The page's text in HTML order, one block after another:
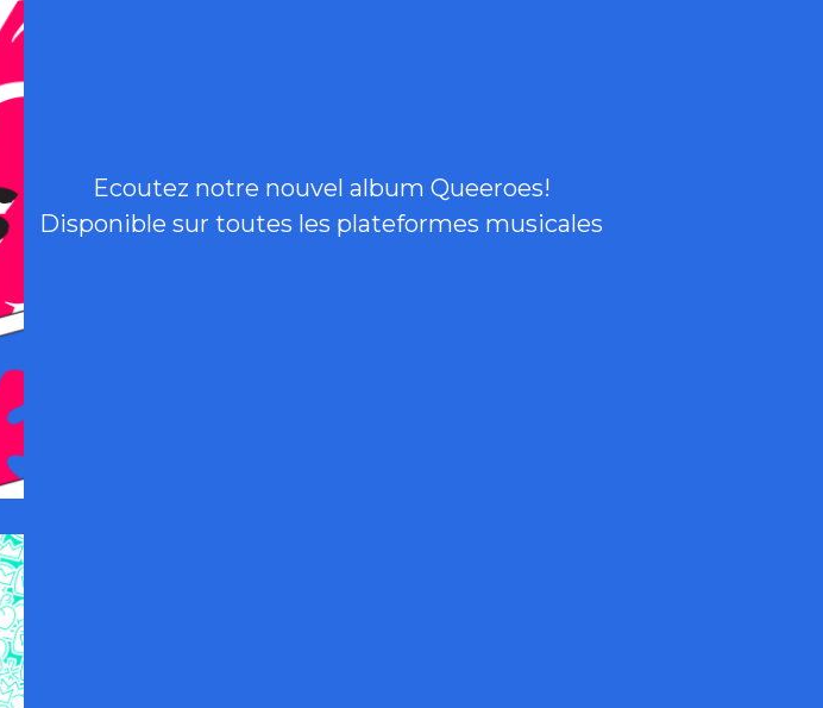
Ecoutez notre nouvel album Queeroes!
Disponible sur toutes les plateformes musicales